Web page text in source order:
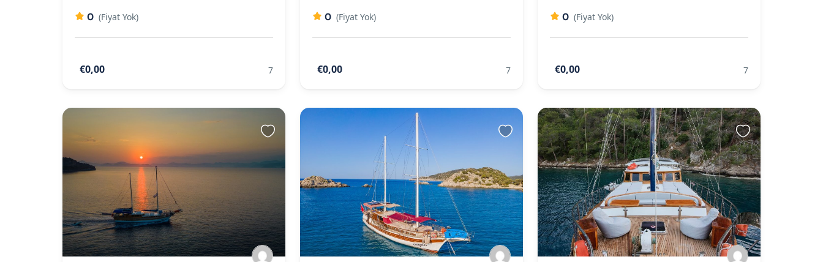
0 (Fiyat Yok)
€0,00 7
0 (Fiyat Yok)
€0,00 7
0 (Fiyat Yok)
€0,00 7